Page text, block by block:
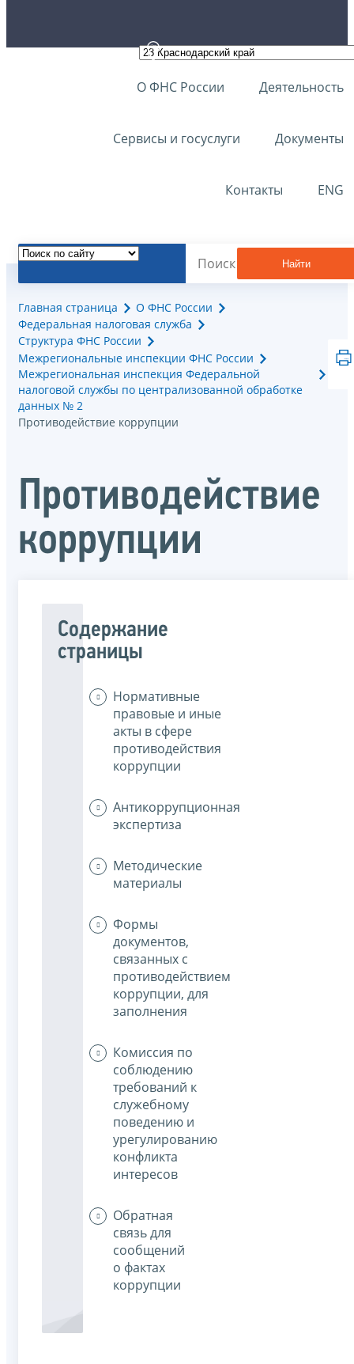
О ФНС России Деятельность
Сервисы и госуслуги Документы
Контакты ENG
Найти
Главная страница
О ФНС России
Федеральная налоговая служба
Структура ФНС России
Межрегиональные инспекции ФНС России
Межрегиональная инспекция Федеральной
налоговой службы по централизованной обработке
данных № 2
Противодействие коррупции
Противодействие
коррупции
Содержание
страницы
Нормативные
правовые и иные
акты в сфере
противодействия
коррупции
Антикоррупционная
экспертиза
Методические
материалы
Формы
документов,
связанных с
противодействием
коррупции, для
заполнения
Комиссия по
соблюдению
требований к
служебному
поведению и
урегулированию
конфликта
интересов
Обратная
связь для
сообщений
о фактах
коррупции